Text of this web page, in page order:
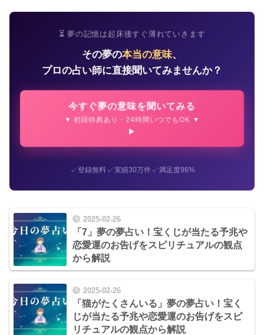
⏳ 夢の記憶は起床後すぐ薄れていきます
その夢の本当の意味、
プロの占い師に直接聞いてみませんか？
今すぐ夢の意味を聞いてみる
▼ 初回特典あり・24時間いつでもOK ▼
✓登録無料✓実績30万件✓満足度96%
2025-02-26
「7」夢の夢占い！宝くじが当たる予兆や
恋愛運のお告げをスピリチュアルの観点
から解説
2025-02-26
「猫がたくさんいる」夢の夢占い！宝く
じが当たる予兆や恋愛運のお告げをスピ
リチュアルの観点から解説